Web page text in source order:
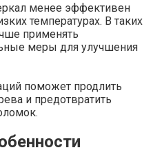
менее эффективен
температурах. В таких
применять
меры для улучшения
поможет продлить
и предотвратить